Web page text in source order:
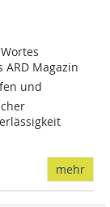
ARD Magazin
und
mehr